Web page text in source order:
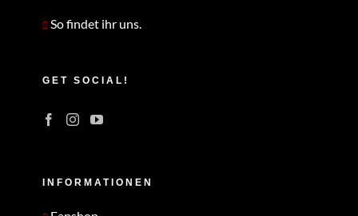
So findet ihr uns.
GET SOCIAL!
INFORMATIONEN